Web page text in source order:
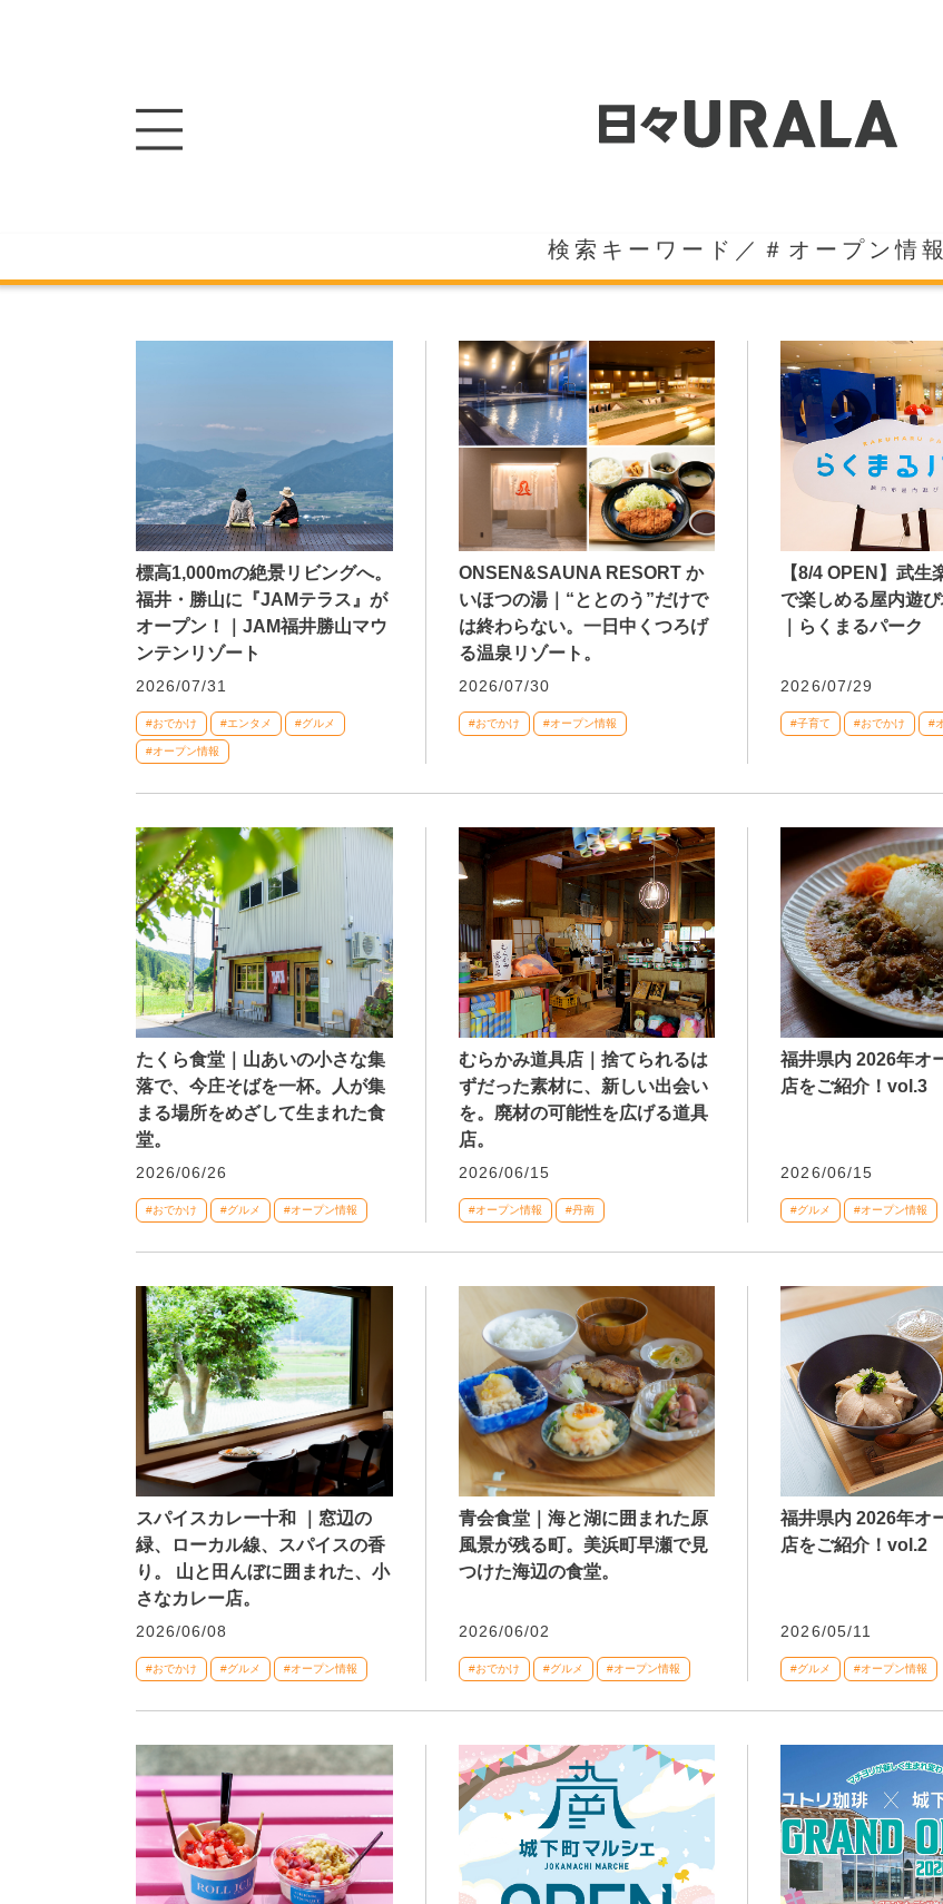
検索キーワード／＃オープン情報
標高1,000mの絶景リビングへ。
福井・勝山に『JAMテラス』が
オープン！｜JAM福井勝山マウ
ンテンリゾート
2026/07/31
#おでかけ #エンタメ #グルメ
#オープン情報
ONSEN&SAUNA RESORT か
いほつの湯｜“ととのう”だけで
は終わらない。一日中くつろげ
る温泉リゾート。
2026/07/30
#おでかけ #オープン情報
【8/4 OPEN】武生
で楽しめる屋内遊び
｜らくまるパーク
2026/07/29
#子育て #おでかけ #
たくら食堂｜山あいの小さな集
落で、今庄そばを一杯。人が集
まる場所をめざして生まれた食
堂。
2026/06/26
#おでかけ #グルメ #オープン情報
むらかみ道具店｜捨てられるは
ずだった素材に、新しい出会い
を。廃材の可能性を広げる道具
店。
2026/06/15
#オープン情報 #丹南
福井県内 2026年オ
店をご紹介！vol.3
2026/06/15
#グルメ #オープン情報
スパイスカレー十和 ｜窓辺の
緑、ローカル線、スパイスの香
り。 山と田んぼに囲まれた、小
さなカレー店。
2026/06/08
#おでかけ #グルメ #オープン情報
青会食堂｜海と湖に囲まれた原
風景が残る町。美浜町早瀬で見
つけた海辺の食堂。
2026/06/02
#おでかけ #グルメ #オープン情報
福井県内 2026年オ
店をご紹介！vol.2
2026/05/11
#グルメ #オープン情報